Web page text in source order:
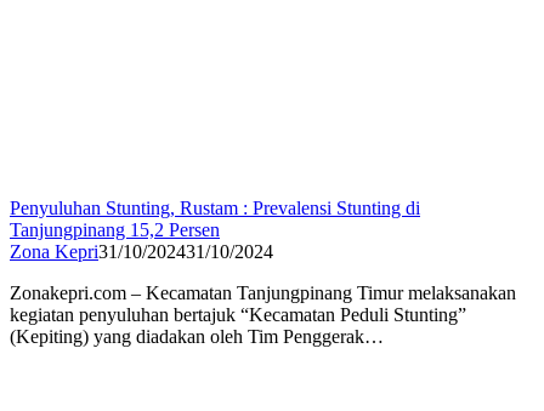
Penyuluhan Stunting, Rustam : Prevalensi Stunting di
Tanjungpinang 15,2 Persen
Zona Kepri31/10/202431/10/2024
Zonakepri.com – Kecamatan Tanjungpinang Timur melaksanakan
kegiatan penyuluhan bertajuk “Kecamatan Peduli Stunting”
(Kepiting) yang diadakan oleh Tim Penggerak…